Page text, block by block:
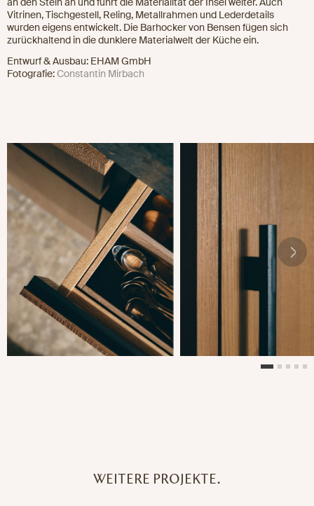
Vitrinen, Tischgestell, Reling, Metallrahmen und Lederdetails
wurden eigens entwickelt. Die Barhocker von Bensen fügen sich
zurückhaltend in die dunklere Materialwelt der Küche ein.
Entwurf & Ausbau: EHAM GmbH
Fotografie:Constantin Mirbach
WEITERE PROJEKTE.